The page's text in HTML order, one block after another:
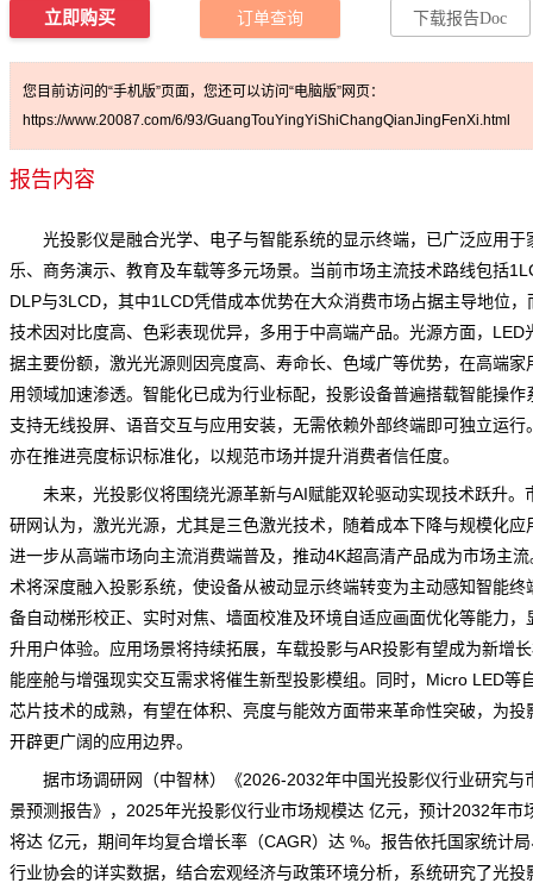
立即购买 订单查询 下载报告Doc
您目前访问的“手机版”页面，您还可以访问“电脑版”网页：
https://www.20087.com/6/93/GuangTouYingYiShiChangQianJingFenXi.html
报告内容
光投影仪是融合光学、电子与智能系统的显示终端，已广泛应用于
乐、商务演示、教育及车载等多元场景。当前市场主流技术路线包括
DLP与3LCD，其中1LCD凭借成本优势在大众消费市场占据主导地位，
技术因对比度高、色彩表现优异，多用于中高端产品。光源方面，LED
据主要份额，激光光源则因亮度高、寿命长、色域广等优势，在高端家
用领域加速渗透。智能化已成为行业标配，投影设备普遍搭载智能操作
支持无线投屏、语音交互与应用安装，无需依赖外部终端即可独立运行
亦在推进亮度标识标准化，以规范市场并提升消费者信任度。
未来，光投影仪将围绕光源革新与AI赋能双轮驱动实现技术跃升。
研网认为，激光光源，尤其是三色激光技术，随着成本下降与规模化应
进一步从高端市场向主流消费端普及，推动4K超高清产品成为市场主流
术将深度融入投影系统，使设备从被动显示终端转变为主动感知智能终
备自动梯形校正、实时对焦、墙面校准及环境自适应画面优化等能力，
升用户体验。应用场景将持续拓展，车载投影与AR投影有望成为新增
能座舱与增强现实交互需求将催生新型投影模组。同时，Micro LED等
芯片技术的成熟，有望在体积、亮度与能效方面带来革命性突破，为投
开辟更广阔的应用边界。
据市场调研网（中智林）《2026-2032年中国光投影仪行业研究与
景预测报告》，2025年光投影仪行业市场规模达 亿元，预计2032年市
将达 亿元，期间年均复合增长率（CAGR）达 %。报告依托国家统计
行业协会的详实数据，结合宏观经济与政策环境分析，系统研究了光投